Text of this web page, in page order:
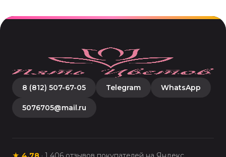
8 (812) 507-67-05 Telegram WhatsApp
5076705@mail.ru